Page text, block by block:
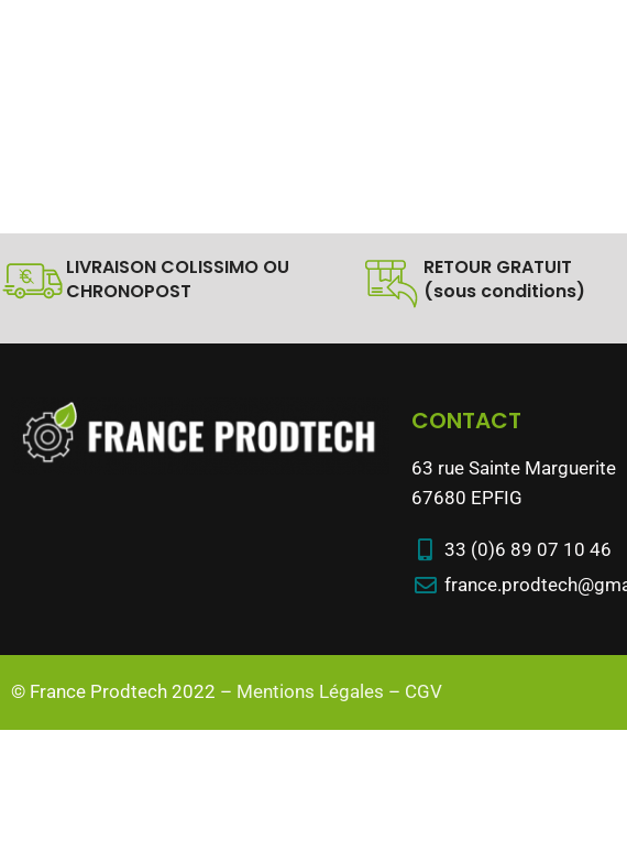
LIVRAISON COLISSIMO OU
CHRONOPOST
RETOUR GRATUIT
(sous conditions)
CONTACT
63 rue Sainte Marguerite
67680 EPFIG
33 (0)6 89 07 10 46
© France Prodtech 2022 – Mentions Légales – CGV